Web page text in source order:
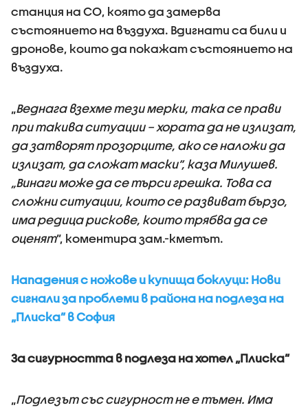
станция на СО, която да замерва
състоянието на въздуха. Вдигнати са били и
дронове, които да покажат състоянието на
въздуха.
„Веднага взехме тези мерки, така се прави
при такива ситуации – хората да не излизат,
да затворят прозорците, ако се наложи да
излизат, да сложат маски”, каза Милушев.
„Винаги може да се търси грешка. Това са
сложни ситуации, които се развиват бързо,
има редица рискове, които трябва да се
оценят”, коментира зам.-кметът.
Нападения с ножове и купища боклуци: Нови
сигнали за проблеми в района на подлеза на
„Плиска” в София
За сигурността в подлеза на хотел „Плиска”
„Подлезът със сигурност не е тъмен. Има